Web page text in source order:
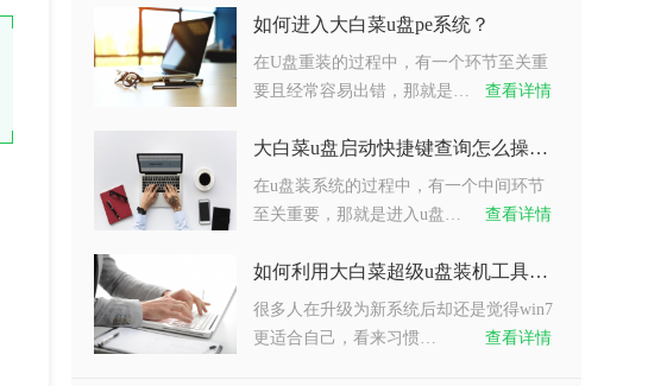
如何进入大白菜u盘pe系统？
在U盘重装的过程中，有一个环节至关重
要且经常容易出错，那就是…
查看详情
大白菜u盘启动快捷键查询怎么操作？
在u盘装系统的过程中，有一个中间环节
至关重要，那就是进入u盘…
查看详情
如何利用大白菜超级u盘装机工具重装系统win7？
很多人在升级为新系统后却还是觉得win7
更适合自己，看来习惯…
查看详情